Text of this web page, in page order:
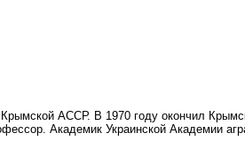
АССР. В 1970 году окончил
Академик Украинской Академии